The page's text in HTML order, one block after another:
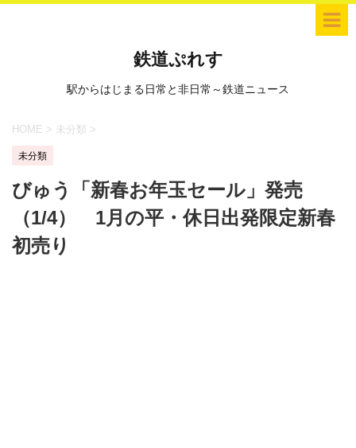
鉄道ぷれす
駅からはじまる日常と非日常～鉄道ニュース
HOME > 未分類 >
未分類
びゅう「新春お年玉セール」発売
（1/4） 1月の平・休日出発限定新春
初売り